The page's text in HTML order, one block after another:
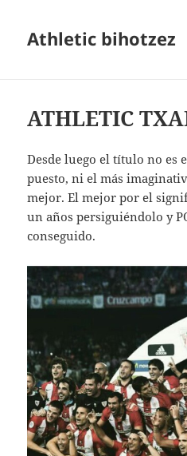
Athletic bihotzez
ATHLETIC
Desde luego el título no es
puesto, ni el más
mejor. El mejor por el
un años persiguiéndolo y
conseguido.